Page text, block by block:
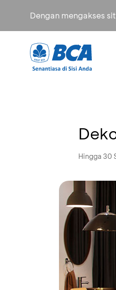
Dengan mengakses
Hingga 30